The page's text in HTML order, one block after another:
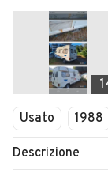
Moto
Camper
Veicoli
Usato 1988
Descrizione